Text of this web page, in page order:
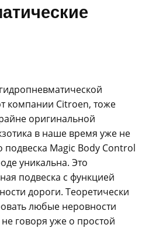
компании Citroen, тоже
оригинальной
в наше время уже не
Magic Body Control
уникальна. Это
подвеска с функцией
дороги. Теоретически
любые неровности
говоря уже о простой